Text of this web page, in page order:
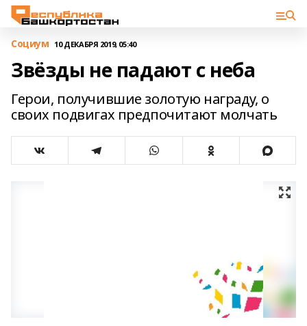
Cоциум 10 ДЕКАБРЯ 2019, 05:40
Звёзды не падают с неба
Герои, получившие золотую награду, о
своих подвигах предпочитают молчать